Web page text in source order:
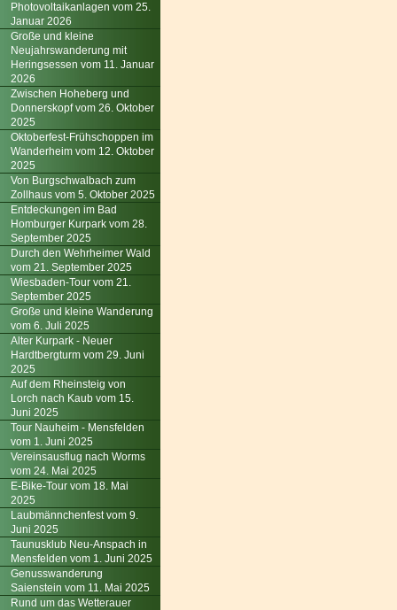
Photovoltaikanlagen vom 25.
Januar 2026
Große und kleine
Neujahrswanderung mit
Heringsessen vom 11. Januar
2026
Zwischen Hoheberg und
Donnerskopf vom 26. Oktober
2025
Oktoberfest-Frühschoppen im
Wanderheim vom 12. Oktober
2025
Von Burgschwalbach zum
Zollhaus vom 5. Oktober 2025
Entdeckungen im Bad
Homburger Kurpark vom 28.
September 2025
Durch den Wehrheimer Wald
vom 21. September 2025
Wiesbaden-Tour vom 21.
September 2025
Große und kleine Wanderung
vom 6. Juli 2025
Alter Kurpark - Neuer
Hardtbergturm vom 29. Juni
2025
Auf dem Rheinsteig von
Lorch nach Kaub vom 15.
Juni 2025
Tour Nauheim - Mensfelden
vom 1. Juni 2025
Vereinsausflug nach Worms
vom 24. Mai 2025
E-Bike-Tour vom 18. Mai
2025
Laubmännchenfest vom 9.
Juni 2025
Taunusklub Neu-Anspach in
Mensfelden vom 1. Juni 2025
Genusswanderung
Saienstein vom 11. Mai 2025
Rund um das Wetterauer